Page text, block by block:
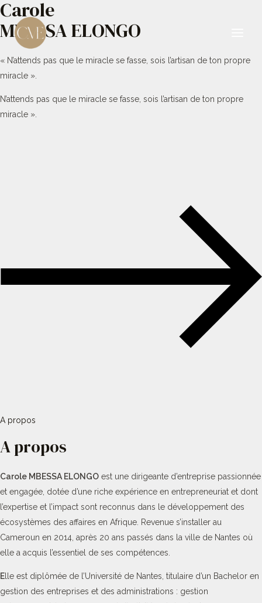
Aller
contenu
Carole
MBESSA ELONGO
« N’attends pas que le miracle se fasse, sois l’artisan de ton propre
miracle ».
N’attends pas que le miracle se fasse, sois l’artisan de ton propre
miracle ».
A propos
A propos
Carole MBESSA ELONGO est une dirigeante d’entreprise passionnée
et engagée, dotée d’une riche expérience en entrepreneuriat et dont
l’expertise et l’impact sont reconnus dans le développement des
écosystèmes des affaires en Afrique. Revenue s’installer au
Cameroun en 2014, après 20 ans passés dans la ville de Nantes où
elle a acquis l’essentiel de ses compétences.
E lle est diplômée de l’Université de Nantes, titulaire d’un Bachelor en
gestion des entreprises et des administrations : gestion